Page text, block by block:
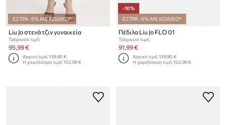
ΕΞΤΡΑ -5% ΜΕ ΚΩΔΙΚΟ*
Liu Jo στενά τζιν γυναικεία
Τρέχουσα τιμή:
95,99 €
Αρχική τιμή:139,90 €
Η χαμηλότερη τιμή:102,99 €
-10%
ΕΞΤΡΑ -5% ΜΕ ΚΩΔΙΚΟ*
Πέδιλα Liu Jo FLO 01
Τρέχουσα τιμή:
91,99 €
Αρχική τιμή:139,90 €
Η χαμηλότερη τιμή:102,99 €